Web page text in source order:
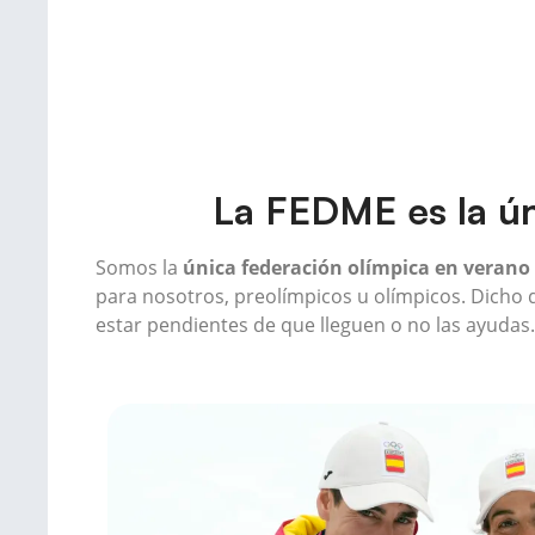
La FEDME es la
Somos la única federación olímpica en
para nosotros, preolímpicos u olímpicos.
estar pendientes de que lleguen o no las ayudas.